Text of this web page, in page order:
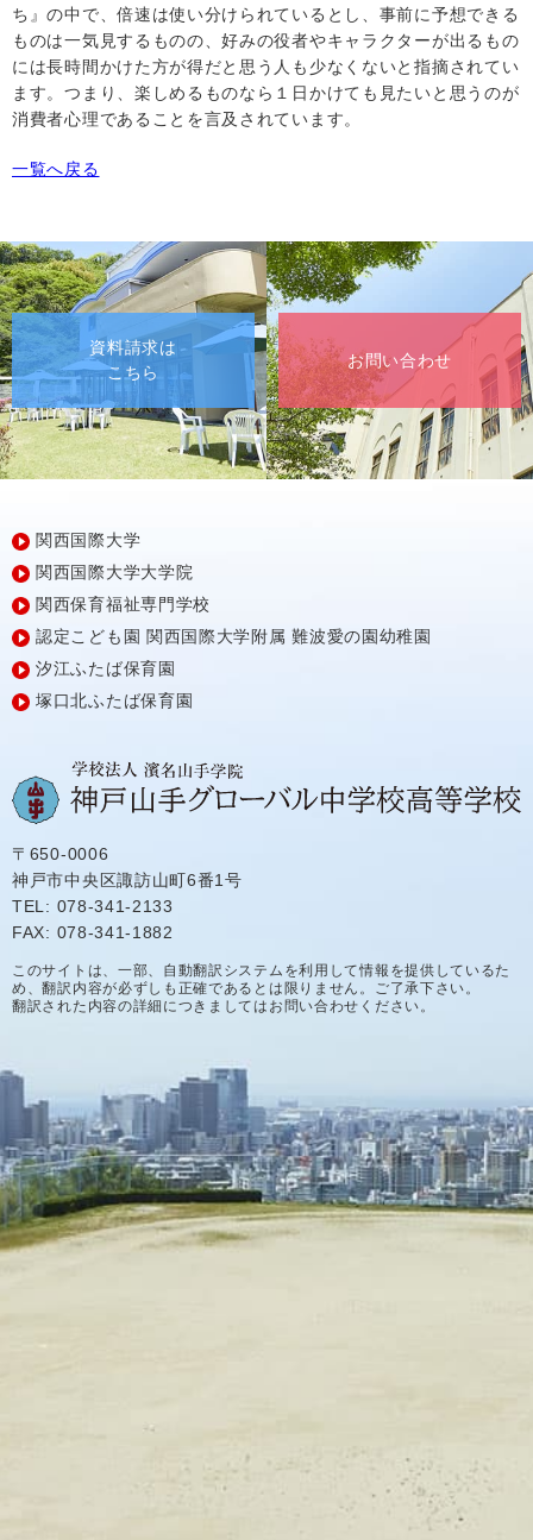
ち』の中で、倍速は使い分けられているとし、事前に予想できる
ものは一気見するものの、好みの役者やキャラクターが出るもの
には長時間かけた方が得だと思う人も少なくないと指摘されてい
ます。つまり、楽しめるものなら１日かけても見たいと思うのが
消費者心理であることを言及されています。
一覧へ戻る
資料請求は
こちら
お問い合わせ
関西国際大学
関西国際大学大学院
関西保育福祉専門学校
認定こども園 関西国際大学附属 難波愛の園幼稚園
汐江ふたば保育園
塚口北ふたば保育園
〒650-0006
神戸市中央区諏訪山町6番1号
TEL: 078-341-2133
FAX: 078-341-1882
このサイトは、一部、自動翻訳システムを利用して情報を提供しているた
め、翻訳内容が必ずしも正確であるとは限りません。ご了承下さい。
翻訳された内容の詳細につきましてはお問い合わせください。